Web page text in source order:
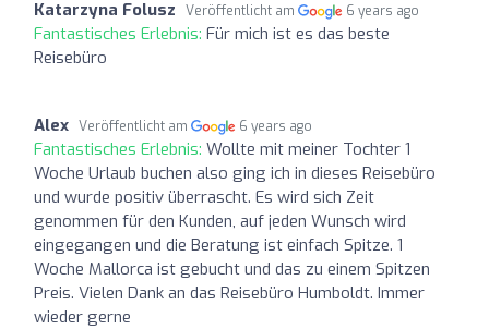
Katarzyna Folusz Veröffentlicht am 6 years ago
Fantastisches Erlebnis: Für mich ist es das beste
Reisebüro
Alex Veröffentlicht am 6 years ago
Fantastisches Erlebnis: Wollte mit meiner Tochter 1
Woche Urlaub buchen also ging ich in dieses Reisebüro
und wurde positiv überrascht. Es wird sich Zeit
genommen für den Kunden, auf jeden Wunsch wird
eingegangen und die Beratung ist einfach Spitze. 1
Woche Mallorca ist gebucht und das zu einem Spitzen
Preis. Vielen Dank an das Reisebüro Humboldt. Immer
wieder gerne